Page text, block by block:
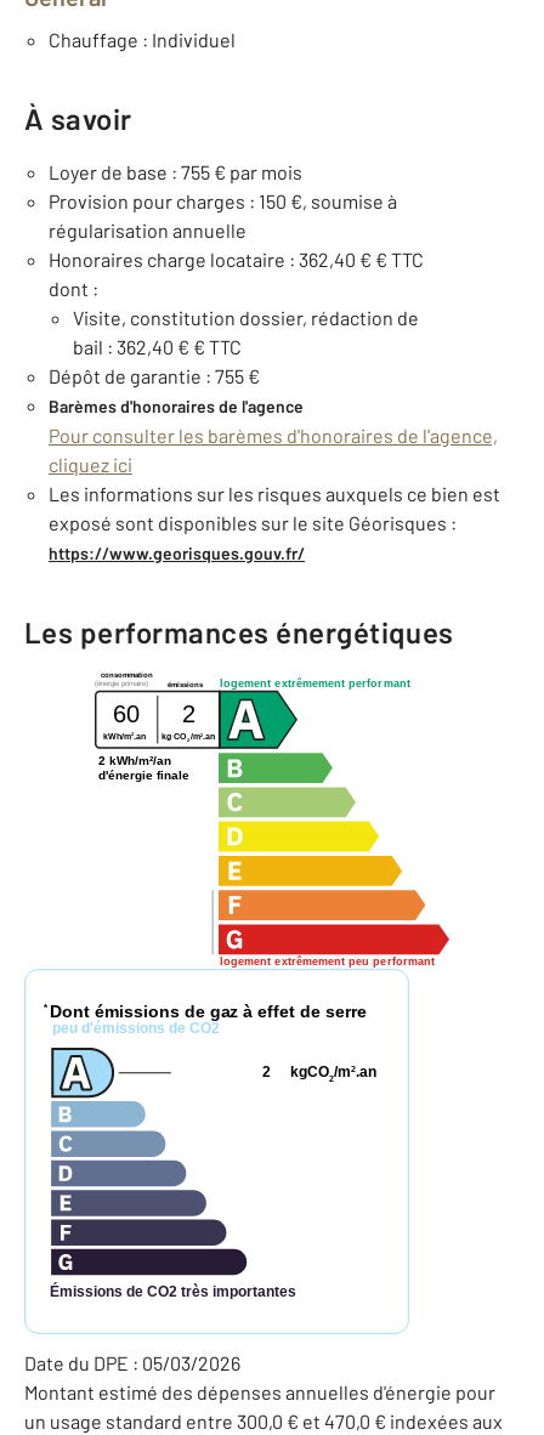
Chauffage : Individuel
À savoir
Loyer de base : 755 € par mois
Provision pour charges : 150 €, soumise à
régularisation annuelle
Honoraires charge locataire : 362,40 € € TTC
dont :
Visite, constitution dossier, rédaction de
bail : 362,40 € € TTC
Dépôt de garantie : 755 €
Barèmes d'honoraires de l'agence
Pour consulter les barèmes d'honoraires de l'agence,
cliquez ici
Les informations sur les risques auxquels ce bien est
exposé sont disponibles sur le site Géorisques :
https://www.georisques.gouv.fr/
Les performances énergétiques
logement extrêmement performant
logement extrêmement peu performant
consommation
émissions
(énergie primaire)
60 2
kWh/m2.an kg CO2 /m2.an
2 kWh/m²/an
d'énergie finale
* Dont émissions de gaz à effet de serre
peu d'émissions de CO2
Émissions de CO2 très importantes
kgCO2/m2.an
2
Date du DPE : 05/03/2026
Montant estimé des dépenses annuelles d'énergie pour
un usage standard entre 300,0 € et 470,0 € indexées aux